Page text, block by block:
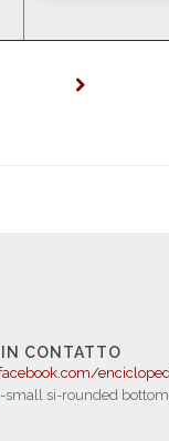
CONTATTO
small si-rounded